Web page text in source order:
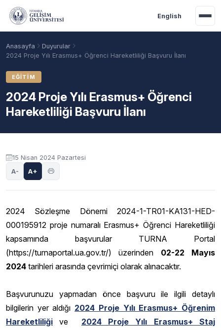
Ana içeriğe geç
English
Akademik Takvim
Anasayfa
Duyurular
2024 Proje Yılı Erasmus+ Öğrenci Hareketliliği Başvuru İlanı
EĞITIM
2024 Proje Yılı Erasmus+ Öğrenci
Hareketliliği Başvuru İlanı
Duyuru içeriği
15 Nisan 2024 Pazartesi
A- A+
2024 Sözleşme Dönemi 2024-1-TR01-KA131-HED-
000195912 proje numaralı Erasmus+ Öğrenci Hareketliliği
kapsamında başvurular TURNA Portal
(https://turnaportal.ua.gov.tr/) üzerinden 02-22 Mayıs
2024 tarihleri arasında çevrimiçi olarak alınacaktır.
Başvurunuzu yapmadan önce başvuru ile ilgili detaylı
bilgilerin yer aldığı 2024 Proje Yılı Erasmus+ Öğrenim
Hareketliliği
ve 2024 Proje Yılı Erasmus+ Staj